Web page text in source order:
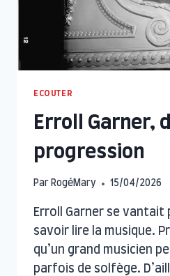
ECOUTER
Erroll Garner,
progression
Par RogéMary 15/04/2026
Erroll Garner se vantait
savoir lire la musique.
qu’un grand musicien
parfois de solfège.